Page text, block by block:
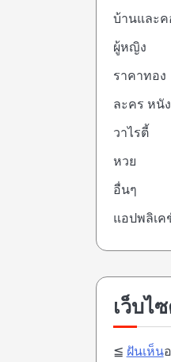
บ้านและ
ผู้หญิง
ราคาทอง
ละคร หนั
วาไรตี้
หวย
อื่นๆ
แอปพลิเค
เว็บไ
≦ ฝันเห็น